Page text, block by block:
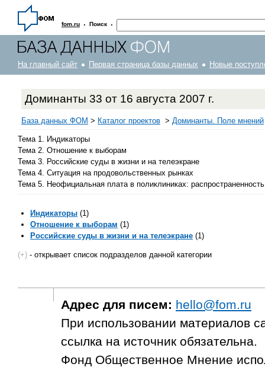
fom.ru · Поиск ·
На главный сайт Первая страница базы данных Новые
Доминанты 33 от 16 августа 2007 г.
База данных ФОМ > Каталог проектов > Доминанты. Поле мнений
Тема 1. Индикаторы
Тема 2. Отношение к выборам
Тема 3. Российские суды в жизни и на телеэкране
Тема 4. Ситуация на продовольственных рынках
Тема 5. Неофициальная плата в поликлиниках:
Индикаторы (1)
Отношение к выборам (1)
Российские суды в жизни и на телеэкране (1)
(+) - открывает список подразделов данной категории
Адрес для писем: hello@fom.ru
При использовании материалов
ссылка на источник обязательна.
Фонд Общественное Мнение